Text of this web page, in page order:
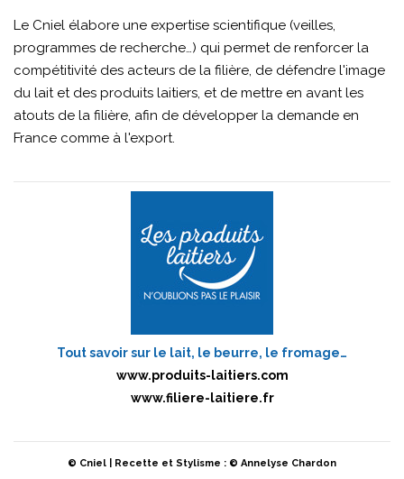
Le Cniel élabore une expertise scientifique (veilles,
programmes de recherche…) qui permet de renforcer la
compétitivité des acteurs de la filière, de défendre l'image
du lait et des produits laitiers, et de mettre en avant les
atouts de la filière, afin de développer la demande en
France comme à l'export.
Tout savoir sur le lait, le beurre, le fromage…
www.produits-laitiers.com
www.filiere-laitiere.fr
© Cniel | Recette et Stylisme : © Annelyse Chardon